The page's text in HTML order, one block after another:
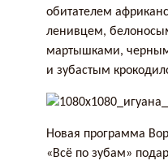
обитателем
ленивцем,
мартышками,
и зубастым
Новая программа
«Всё по зубам»